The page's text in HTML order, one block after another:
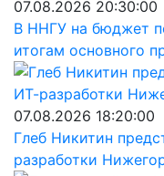
07.08.2026 20:30:00
В ННГУ на бюджет
итогам основного
07.08.2026 18:20:00
Глеб Никитин
разработки